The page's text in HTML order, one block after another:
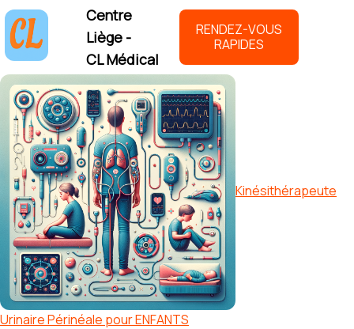
Centre
Liège -
CL Médical
RENDEZ-VOUS
RAPIDES
Kinésithérapeute
Urinaire Périnéale pour ENFANTS